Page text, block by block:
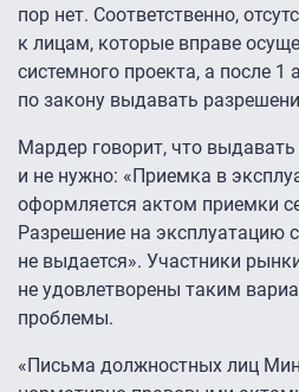
пор нет. Соответственно,
к лицам, которые вправе
системного проекта, а после 1
по закону выдавать
Мардер говорит, что
и не нужно: «Приемка в
оформляется актом приемки
Разрешение на эксплуатацию
не выдается». Участники
не удовлетворены таким
проблемы.
«Письма должностных лиц